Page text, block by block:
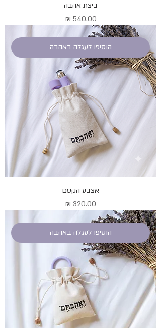
ביצת אהבה
מחיר
הוסיפו לעגלה באהבה
אצבע הקסם
מחיר
הוסיפו לעגלה באהבה